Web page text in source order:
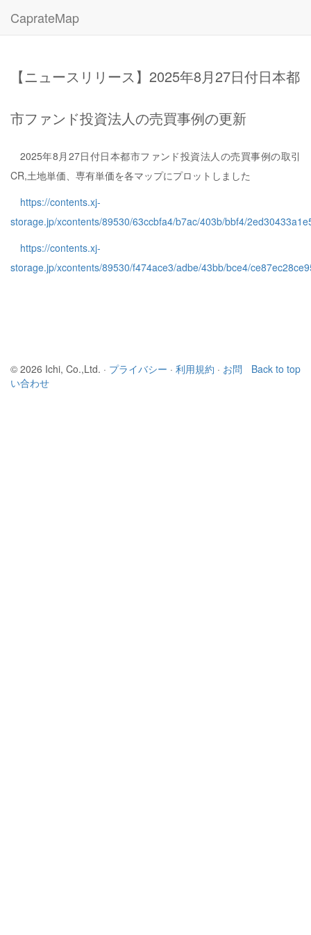
CaprateMap
【ニュースリリース】2025年8月27日付日本都
市ファンド投資法人の売買事例の更新
2025年8月27日付日本都市ファンド投資法人の売買事例の取引
CR,土地単価、専有単価を各マップにプロットしました
https://contents.xj-
storage.jp/xcontents/89530/63ccbfa4/b7ac/403b/bbf4/
https://contents.xj-
storage.jp/xcontents/89530/f474ace3/adbe/43bb/bce4/
Back to top
© 2026 Ichi, Co.,Ltd. · プライバシー · 利用規約 · お問
い合わせ